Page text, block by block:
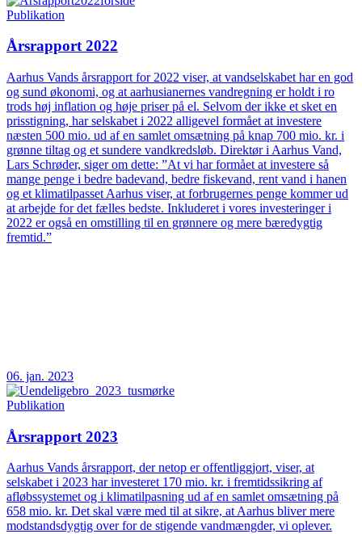
Publikation
Årsrapport 2022
Aarhus Vands årsrapport for 2022 viser, at vandselskabet har en god
og sund økonomi, og at aarhusianernes vandregning er holdt i ro
trods høj inflation og høje priser på el. Selvom der ikke et sket en
prisstigning, har selskabet i 2022 alligevel formået at investere
næsten 500 mio. ud af en samlet omsætning på knap 700 mio. kr. i
grønne tiltag og et sundere vandkredsløb. Direktør i Aarhus Vand,
Lars Schrøder, siger om dette: ”At vi har formået at investere så
mange penge i bedre badevand, bedre fiskevand, rent vand i hanen
og et klimatilpasset Aarhus viser, at forbrugernes penge kommer ud
at arbejde for det fælles bedste. Inkluderet i vores investeringer i
2022 er også en omstilling til en grønnere og mere bæredygtig
fremtid.”
06. jan. 2023
Publikation
Årsrapport 2023
Aarhus Vands årsrapport, der netop er offentliggjort, viser, at
selskabet i 2023 har investeret 170 mio. kr. i fremtidssikring af
afløbssystemet og i klimatilpasning ud af en samlet omsætning på
658 mio. kr. Det skal være med til at sikre, at Aarhus bliver mere
modstandsdygtig over for de stigende vandmængder, vi oplever.